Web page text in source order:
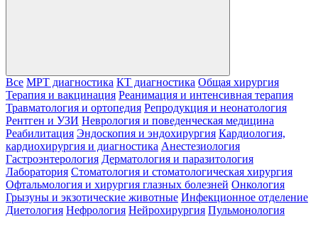
Все МРТ диагностика КТ диагностика Общая хирургия
Терапия и вакцинация Реанимация и интенсивная терапия
Травматология и ортопедия Репродукция и неонатология
Рентген и УЗИ Неврология и поведенческая медицина
Реабилитация Эндоскопия и эндохирургия Кардиология,
кардиохирургия и диагностика Анестезиология
Гастроэнтерология Дерматология и паразитология
Лаборатория Стоматология и стоматологическая хирургия
Офтальмология и хирургия глазных болезней Онкология
Грызуны и экзотические животные Инфекционное отделение
Диетология Нефрология Нейрохирургия Пульмонология